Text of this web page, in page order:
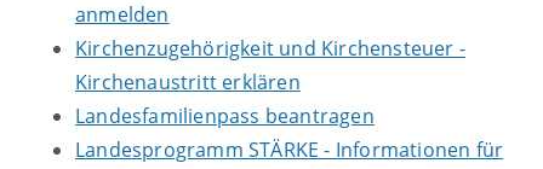
anmelden
Kirchenzugehörigkeit und Kirchensteuer -
Kirchenaustritt erklären
Landesfamilienpass beantragen
Landesprogramm STÄRKE - Informationen für